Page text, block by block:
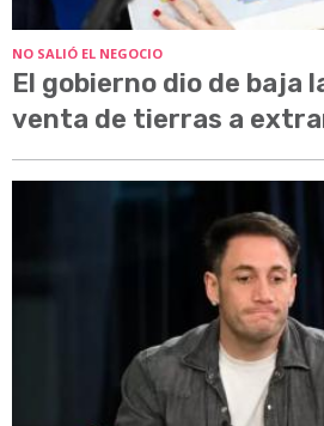
NO SALIÓ EL NEGOCIO
El gobierno dio de baja
venta de tierras a